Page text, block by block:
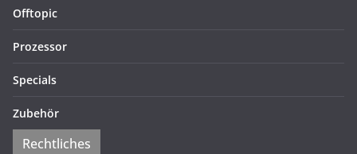
Offtopic
Prozessor
Specials
Zubehör
Rechtliches